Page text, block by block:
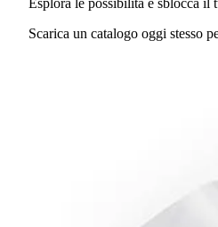
Scarica un catalogo oggi stesso